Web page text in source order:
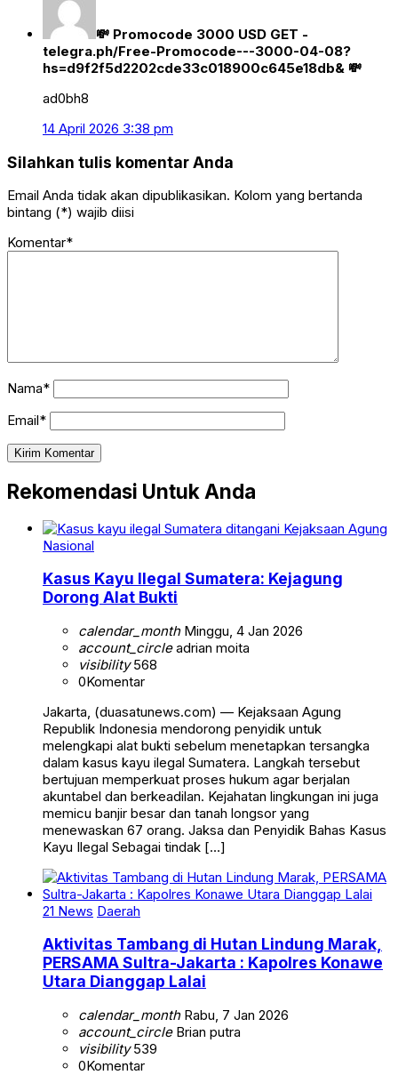
💸 Promocode 3000 USD GET -
telegra.ph/Free-Promocode---3000-04-08?
hs=d9f2f5d2202cde33c018900c645e18db& 💸
ad0bh8
14 April 2026 3:38 pm
Silahkan tulis komentar Anda
Email Anda tidak akan dipublikasikan. Kolom yang bertanda
bintang (*) wajib diisi
Komentar*
Nama*
Email*
Rekomendasi Untuk Anda
Nasional
Kasus Kayu Ilegal Sumatera: Kejagung
Dorong Alat Bukti
calendar_monthMinggu, 4 Jan 2026
account_circleadrian moita
visibility568
0Komentar
Jakarta, (duasatunews.com) — Kejaksaan Agung
Republik Indonesia mendorong penyidik untuk
melengkapi alat bukti sebelum menetapkan tersangka
dalam kasus kayu ilegal Sumatera. Langkah tersebut
bertujuan memperkuat proses hukum agar berjalan
akuntabel dan berkeadilan. Kejahatan lingkungan ini juga
memicu banjir besar dan tanah longsor yang
menewaskan 67 orang. Jaksa dan Penyidik Bahas Kasus
Kayu Ilegal Sebagai tindak […]
21 News Daerah
Aktivitas Tambang di Hutan Lindung Marak,
PERSAMA Sultra-Jakarta : Kapolres Konawe
Utara Dianggap Lalai
calendar_monthRabu, 7 Jan 2026
account_circleBrian putra
visibility539
0Komentar